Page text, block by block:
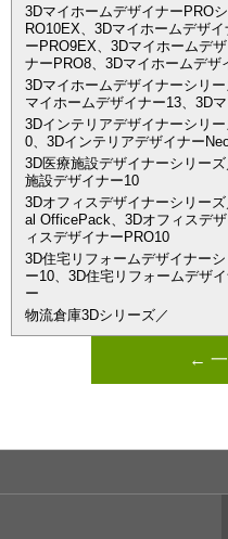
3DマイホームデザイナーPRO
RO10EX、3Dマイホームデザ
ーPRO9EX、3Dマイホームデ
ナーPRO8、3Dマイホームデザ
3Dマイホームデザイナーシリ
マイホームデザイナー13、3D
3Dインテリアデザイナーシリ
0、3Dインテリアデザイナー
3D医療施設デザイナーシリー
施設デザイナー10
3Dオフィスデザイナーシリー
al OfficePack、3Dオフィスデ
ィスデザイナーPRO10
3D住宅リフォームデザイナー
ー10、3D住宅リフォームデザ
ー
物流倉庫3Dシリーズ／
←